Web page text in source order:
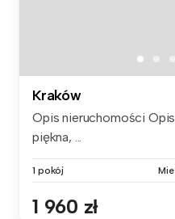
Kraków
Opis nieruchomości
piękna, ...
1 pokój
1 960 zł